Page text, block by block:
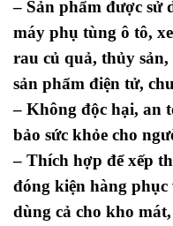
– Sản phẩm được sử
máy phụ tùng ô tô,
rau củ quả, thủy
sản phẩm điện tử,
– Không độc hại, an
bảo sức khỏe cho
– Thích hợp để xếp
đóng kiện hàng
dùng cả cho kho